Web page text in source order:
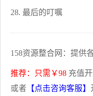
28. 最后的叮嘱
158资源整合网：提供
推荐：只需￥98 充值
或者 【点击咨询客服】